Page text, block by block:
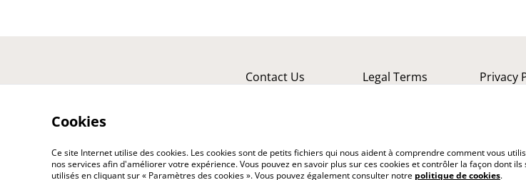
Contact Us Legal Terms Privacy
Cookies
Ce site Internet utilise des cookies. Les cookies sont de petits fichiers qui nous aident à comprendre comment vous
nos services afin d'améliorer votre expérience. Vous pouvez en savoir plus sur ces cookies et contrôler la façon dont ils
utilisés en cliquant sur « Paramètres des cookies ». Vous pouvez également consulter notre politique de cookies.